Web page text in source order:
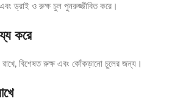
ড্রাই ও রুক্ষ চুল পুনরুজ্জীবিত করে।
করে
রাখে, বিশেষত রুক্ষ এবং কোঁকড়ানো চুলের জন্য।